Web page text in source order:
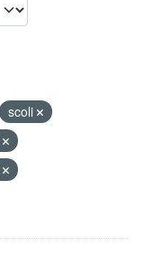
scoli